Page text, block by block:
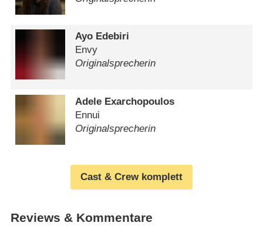
Ayo Edebiri
Envy
Originalsprecherin
Adele Exarchopoulos
Ennui
Originalsprecherin
Cast & Crew komplett
Reviews & Kommentare